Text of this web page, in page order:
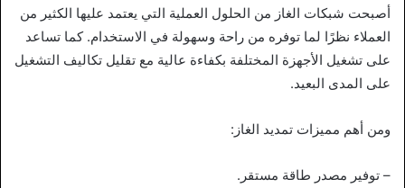
أصبحت شبكات الغاز من الحلول العملية التي يعتمد عليها الكثير من
العملاء نظرًا لما توفره من راحة وسهولة في الاستخدام. كما تساعد
على تشغيل الأجهزة المختلفة بكفاءة عالية مع تقليل تكاليف التشغيل
على المدى البعيد.
ومن أهم مميزات تمديد الغاز:
– توفير مصدر طاقة مستقر.